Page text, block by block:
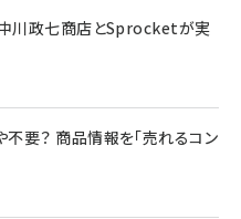
川政七商店とSprocketが実
要？ 商品情報を「売れるコン